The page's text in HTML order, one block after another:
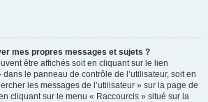
mes propres messages et sujets ?
être affichés soit en cliquant sur le lien
le panneau de contrôle de l’utilisateur, soit en
les messages de l’utilisateur » sur la page de
cliquant sur le menu « Raccourcis » situé sur la